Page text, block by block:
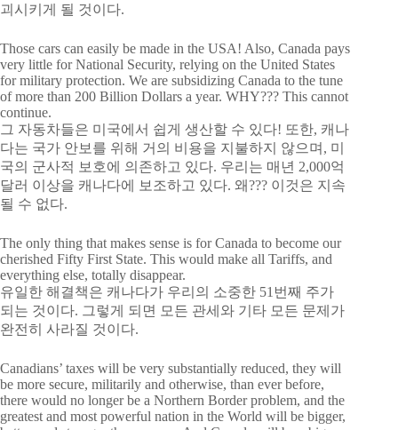
괴시키게 될 것이다.
Those cars can easily be made in the USA! Also, Canada pays
very little for National Security, relying on the United States
for military protection. We are subsidizing Canada to the tune
of more than 200 Billion Dollars a year. WHY??? This cannot
continue.
그 자동차들은 미국에서 쉽게 생산할 수 있다! 또한, 캐나
다는 국가 안보를 위해 거의 비용을 지불하지 않으며, 미
국의 군사적 보호에 의존하고 있다. 우리는 매년 2,000억
달러 이상을 캐나다에 보조하고 있다. 왜??? 이것은 지속
될 수 없다.
The only thing that makes sense is for Canada to become our
cherished Fifty First State. This would make all Tariffs, and
everything else, totally disappear.
유일한 해결책은 캐나다가 우리의 소중한 51번째 주가
되는 것이다. 그렇게 되면 모든 관세와 기타 모든 문제가
완전히 사라질 것이다.
Canadians’ taxes will be very substantially reduced, they will
be more secure, militarily and otherwise, than ever before,
there would no longer be a Northern Border problem, and the
greatest and most powerful nation in the World will be bigger,